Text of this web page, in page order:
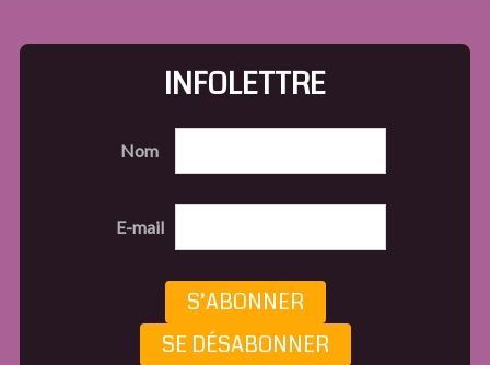
INFOLETTRE
Nom
E-mail
S’ABONNER
SE DÉSABONNER